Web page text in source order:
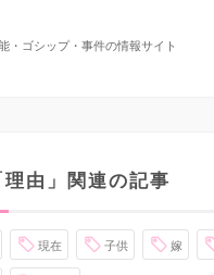
・ゴシップ・事件の情報サイト
理由」関連の記事
現在 子供 嫁